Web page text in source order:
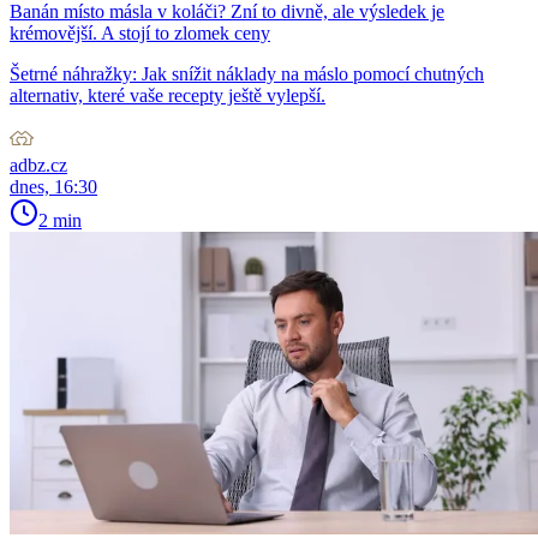
Banán místo másla v koláči? Zní to divně, ale výsledek je
krémovější. A stojí to zlomek ceny
Šetrné náhražky: Jak snížit náklady na máslo pomocí chutných
alternativ, které vaše recepty ještě vylepší.
adbz.cz
dnes, 16:30
2 min